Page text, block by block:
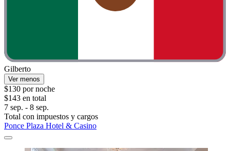
Gilberto
Ver menos
$130 por noche
$143 en total
7 sep. - 8 sep.
Total con impuestos y cargos
Ponce Plaza Hotel & Casino